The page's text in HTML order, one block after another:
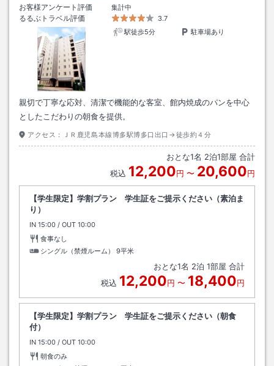
お客様アンケート評価
集計中
るるぶトラベル評価
3.7
駅徒歩5分
駐車場あり
親切で丁寧な応対、清潔で機能的な客室、館内焼成のパンを中心
としたこだわりの朝食を提供。
アクセス： ＪＲ鹿児島本線博多駅博多口出口→徒歩約４分
おとな1名 2泊1部屋 合計
税込 12,200円 〜 20,600円
【学生限定】学割プラン 学生証をご提示ください（素泊ま
り）
IN チェックイン
15:00 / OUT チェックアウト
10:00
食事なし
シングル（禁煙ルーム）
9平米
おとな1名 2泊 1部屋 合計
税込 12,200円 〜 18,400円
【学生限定】学割プラン 学生証をご提示ください（朝食
付）
IN チェックイン
15:00 / OUT チェックアウト
10:00
朝食のみ